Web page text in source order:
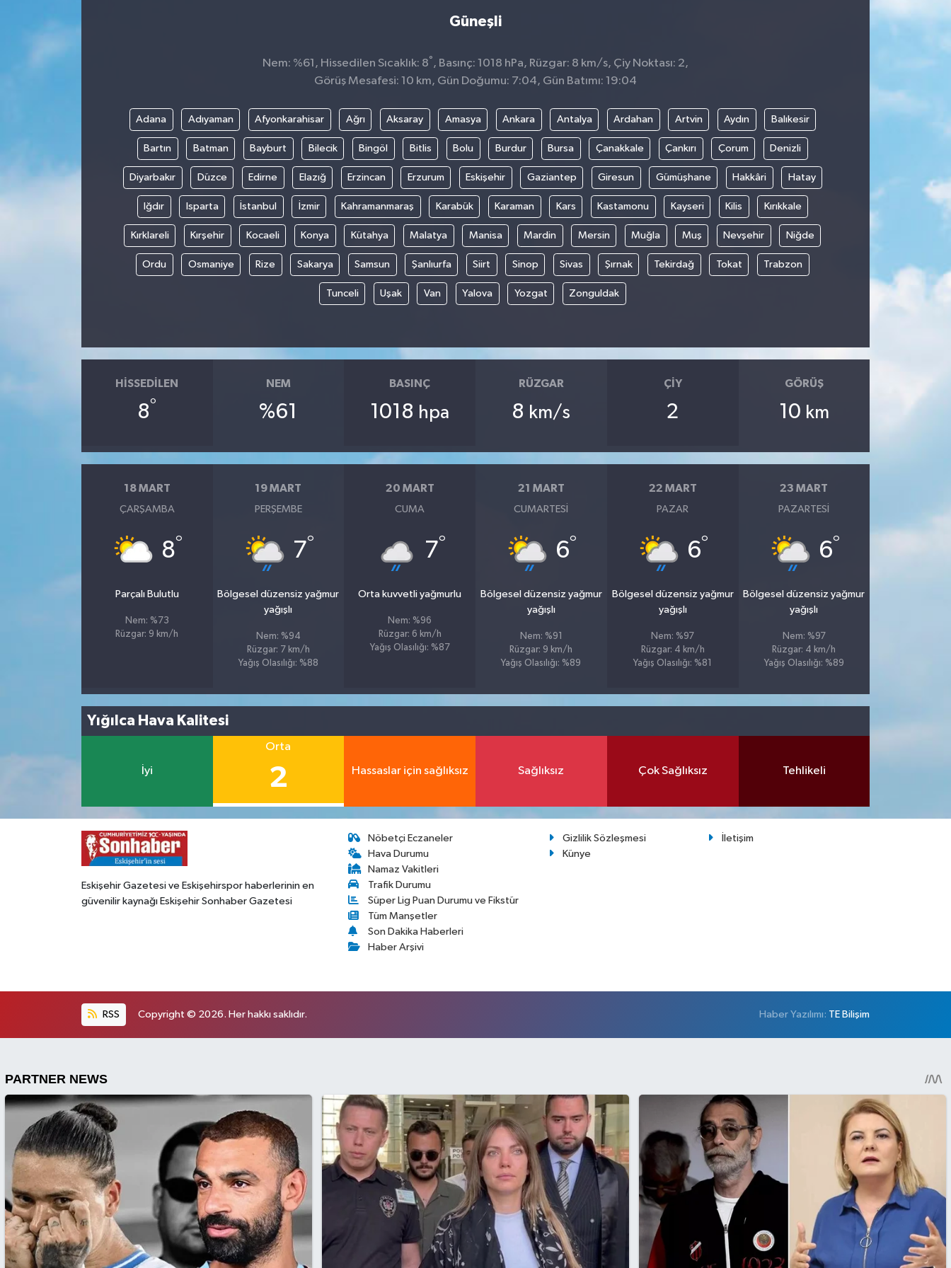
Güneşli
Nem: %61, Hissedilen Sıcaklık: 8° , Basınç: 1018 hPa, Rüzgar: 8 km/s, Çiy Noktası: 2,
Görüş Mesafesi: 10 km, Gün Doğumu: 7:04, Gün Batımı: 19:04
Adana Adıyaman Afyonkarahisar Ağrı Aksaray Amasya Ankara Antalya Ardahan Artvin Aydın Balıkesir
Bartın Batman Bayburt Bilecik Bingöl Bitlis Bolu Burdur Bursa Çanakkale Çankırı Çorum Denizli
Diyarbakır Düzce Edirne Elazığ Erzincan Erzurum Eskişehir Gaziantep Giresun Gümüşhane Hakkâri Hatay
Iğdır Isparta İstanbul İzmir Kahramanmaraş Karabük Karaman Kars Kastamonu Kayseri Kilis Kırıkkale
Kırklareli Kırşehir Kocaeli Konya Kütahya Malatya Manisa Mardin Mersin Muğla Muş Nevşehir Niğde
Ordu Osmaniye Rize Sakarya Samsun Şanlıurfa Siirt Sinop Sivas Şırnak Tekirdağ Tokat Trabzon
Tunceli Uşak Van Yalova Yozgat Zonguldak
HISSEDILEN
8°
NEM
%61
BASINÇ
1018 hpa
RÜZGAR
8 km/s
ÇIY
2
GÖRÜŞ
10 km
18 MART
ÇARŞAMBA
8°
Parçalı Bulutlu
Nem: %73
Rüzgar: 9 km/h
19 MART
PERŞEMBE
7°
Bölgesel düzensiz yağmur
yağışlı
Nem: %94
Rüzgar: 7 km/h
Yağış Olasılığı: %88
20 MART
CUMA
7°
Orta kuvvetli yağmurlu
Nem: %96
Rüzgar: 6 km/h
Yağış Olasılığı: %87
21 MART
CUMARTESI
6°
Bölgesel düzensiz yağmur
yağışlı
Nem: %91
Rüzgar: 9 km/h
Yağış Olasılığı: %89
22 MART
PAZAR
6°
Bölgesel düzensiz yağmur
yağışlı
Nem: %97
Rüzgar: 4 km/h
Yağış Olasılığı: %81
23 MART
PAZARTESI
6°
Bölgesel düzensiz yağmur
yağışlı
Nem: %97
Rüzgar: 4 km/h
Yağış Olasılığı: %89
Yığılca Hava Kalitesi
İyi
Orta
2 Hassaslar için sağlıksız Sağlıksız Çok Sağlıksız Tehlikeli
Eskişehir Gazetesi ve Eskişehirspor haberlerinin en
güvenilir kaynağı Eskişehir Sonhaber Gazetesi
Nöbetçi Eczaneler
Hava Durumu
Namaz Vakitleri
Trafik Durumu
Süper Lig Puan Durumu ve Fikstür
Tüm Manşetler
Son Dakika Haberleri
Haber Arşivi
Gizlilik Sözleşmesi
İletişim
Künye
RSS Copyright © 2026. Her hakkı saklıdır. Haber Yazılımı: TE Bilişim
Siyaset